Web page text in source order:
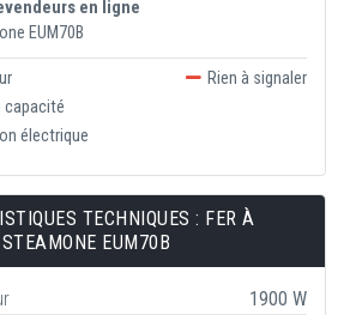
en ligne
EUM70B
capacité
électrique
Rien à signaler
TECHNIQUES : FER À
EUM70B
1900 W